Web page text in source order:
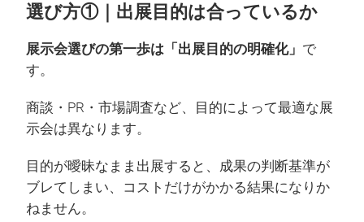
選び方①｜出展目的は合っているか
展示会選びの第一歩は「出展目的の明確化」 で
す。
商談・PR・市場調査など、目的によって最適な展
示会は異なります。
目的が曖昧なまま出展すると、成果の判断基準が
ブレてしまい、コストだけがかかる結果になりか
ねません。